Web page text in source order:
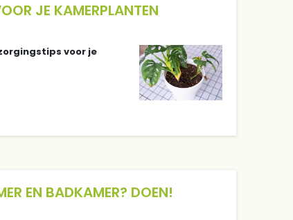
JE KAMERPLANTEN
voor je
EN BADKAMER? DOEN!